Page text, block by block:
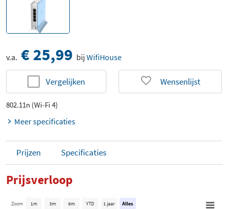
v.a. € 25,99 bij WifiHouse
Vergelijken Wensenlijst
802.11n (Wi-Fi 4)
Meer specificaties
Prijzen Specificaties
Prijsverloop
Zoom 1m 3m 6m YTD 1 jaar Alles